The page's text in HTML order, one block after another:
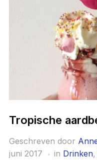
Tropische
Geschreven door
juni 2017
in Drinken,